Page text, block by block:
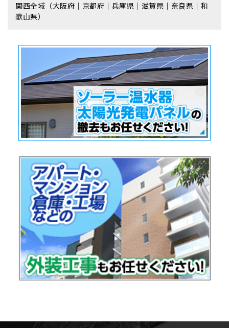
関西全域（大阪府｜京都府｜兵庫県｜滋賀県｜奈良県｜和
歌山県）